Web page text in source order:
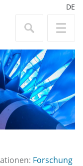
DE
Forschung